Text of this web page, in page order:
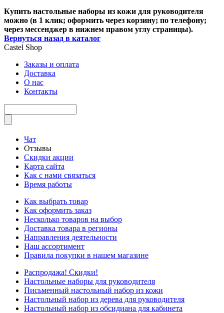
Купить настольные наборы из кожи для руководителя
можно (в 1 клик; оформить через корзину; по телефону;
через мессенджер в нижнем правом углу страницы).
Вернуться назад в каталог
Castel Shop
Заказы и оплата
Доставка
О нас
Контакты
Чат
Отзывы
Скидки акции
Карта сайта
Как с нами связаться
Время работы
Как выбрать товар
Как оформить заказ
Несколько товаров на выбор
Доставка товара в регионы
Направления деятельности
Наш ассортимент
Правила покупки в нашем магазине
Распродажа! Скидки!
Настольные наборы для руководителя
Письменный настольный набор из кожи
Настольный набор из дерева для руководителя
Настольный набор из обсидиана для кабинета